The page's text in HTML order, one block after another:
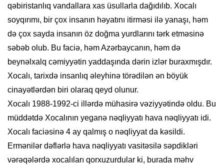
qəbiristanlıq vandallara xas üsullarla dağıdılıb. Xocalı
soyqırımı, bir çox insanın həyatını itirməsi ilə yanaşı, həm
də çox sayda insanın öz doğma yurdlarını tərk etməsinə
səbəb olub. Bu faciə, həm Azərbaycanın, həm də
beynəlxalq cəmiyyətin yaddaşında dərin izlər buraxmışdır.
Xocalı, tarixdə insanlıq əleyhinə törədilən ən böyük
cinayətlərdən biri olaraq qeyd olunur.
Xocalı 1988-1992-ci illərdə mühasirə vəziyyətində oldu. Bu
müddətdə Xocalının yeganə nəqliyyatı hava nəqliyyatı idi.
Xocalı faciəsinə 4 ay qalmış o nəqliyyat da kəsildi.
Ermənilər dəflərlə hava nəqliyyatı vasitəsilə səpdikləri
vərəqələrdə xocalıları qorxuzurdular ki, burada məhv